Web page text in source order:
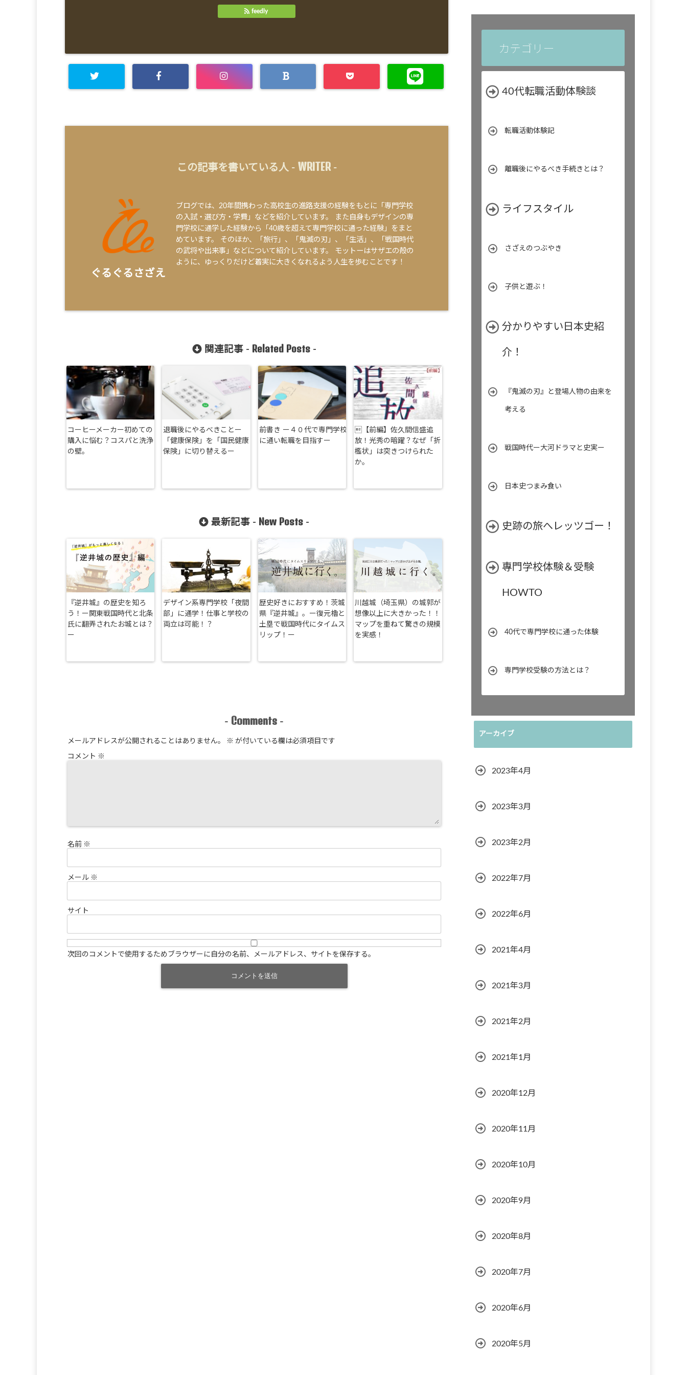
feedly
この記事を書いている人 - WRITER-
ぐるぐるさざえ
ブログでは、20年間携わった高校生の進路支援の経験をもとに「専門学校
の入試・選び方・学費」などを紹介しています。 また自身もデザインの専
門学校に通学した経験から「40歳を超えて専門学校に通った経験」をまと
めています。 そのほか、「旅行」、「鬼滅の刃」、「生活」、「戦国時代
の武将や出来事」などについて紹介しています。 モットーはサザエの殻の
ように、ゆっくりだけど着実に大きくなれるよう人生を歩むことです！
関連記事 - Related Posts-
コーヒーメーカー初めての
購入に悩む？コスパと洗浄
の壁。
退職後にやるべきことー
「健康保険」を「国民健康
保険」に切り替えるー
前書き ー４０代で専門学校
に通い転職を目指すー
【前編】佐久間信盛追
放！光秀の暗躍？なぜ「折
檻状」は突きつけられた
か。
最新記事 - New Posts -
『逆井城』の歴史を知ろ
う！ー関東戦国時代と北条
氏に翻弄されたお城とは？
ー
デザイン系専門学校「夜間
部」に通学！仕事と学校の
両立は可能！？
歴史好きにおすすめ！茨城
県『逆井城』。ー復元櫓と
土塁で戦国時代にタイムス
リップ！ー
川越城（埼玉県）の城郭が
想像以上に大きかった！！
マップを重ねて驚きの規模
を実感！
- Comments -
メールアドレスが公開されることはありません。 ※ が付いている欄は必須項目です
コメント ※
名前 ※
メール ※
サイト
次回のコメントで使用するためブラウザーに自分の名前、メールアドレス、サイトを保存する。
カテゴリー
40代転職活動体験談
転職活動体験記
離職後にやるべき手続きとは？
ライフスタイル
さざえのつぶやき
子供と遊ぶ！
分かりやすい日本史紹
介！
『鬼滅の刃』と登場人物の由来を
考える
戦国時代ー大河ドラマと史実ー
日本史つまみ食い
史跡の旅へレッツゴー！
專門学校体験＆受験
HOWTO
40代で専門学校に通った体験
専門学校受験の方法とは？
アーカイブ
2023年4月
2023年3月
2023年2月
2022年7月
2022年6月
2021年4月
2021年3月
2021年2月
2021年1月
2020年12月
2020年11月
2020年10月
2020年9月
2020年8月
2020年7月
2020年6月
2020年5月